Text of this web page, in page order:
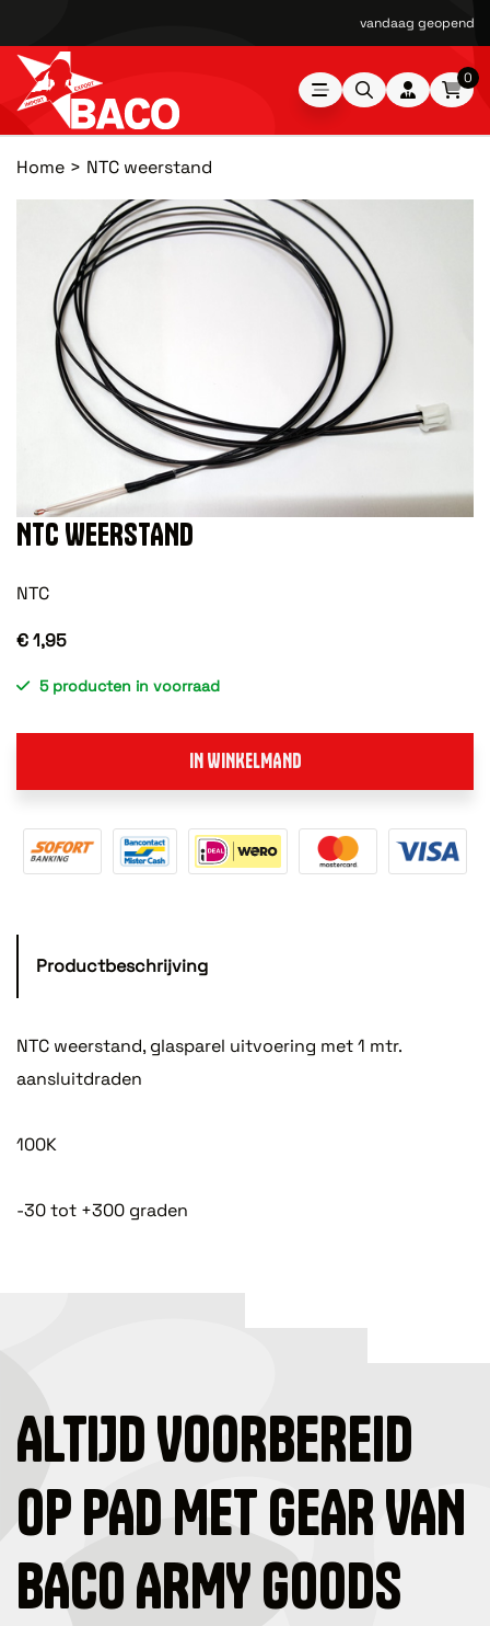
vandaag geopend
0
Home NTC weerstand
NTC WEERSTAND
NTC
€ 1,95
5 producten in voorraad
IN WINKELMAND
Productbeschrijving
NTC weerstand, glasparel uitvoering met 1 mtr.
aansluitdraden
100K
-30 tot +300 graden
ALTIJD VOORBEREID
OP PAD MET GEAR VAN
BACO ARMY GOODS